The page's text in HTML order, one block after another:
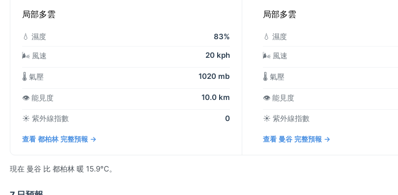
局部多雲
💧 濕度 83%
🌬️ 風速 20 kph
🌡️ 氣壓 1020 mb
👁️ 能見度 10.0 km
☀️ 紫外線指數 0
查看 都柏林 完整預報 →
局部多雲
💧 濕度
🌬️ 風速
🌡️ 氣壓
👁️ 能見度
☀️ 紫外線指數
查看 曼谷 完整預報 →
現在 曼谷 比 都柏林 暖 15.9°C。